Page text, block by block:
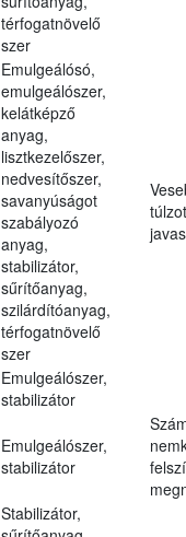
térfogatnövelő
szer
Emulgeálósó,
emulgeálószer,
kelátképző
anyag,
lisztkezelőszer,
nedvesítőszer,
savanyúságot
szabályozó
anyag,
stabilizátor,
sűrítőanyag,
szilárdítóanyag,
térfogatnövelő
szer
Emulgeálószer,
stabilizátor
Emulgeálószer,
stabilizátor
Stabilizátor,